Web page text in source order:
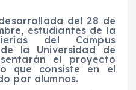
del 28 de
estudiantes de la
del Campus
la Universidad de
el proyecto
que consiste en el
por alumnos.